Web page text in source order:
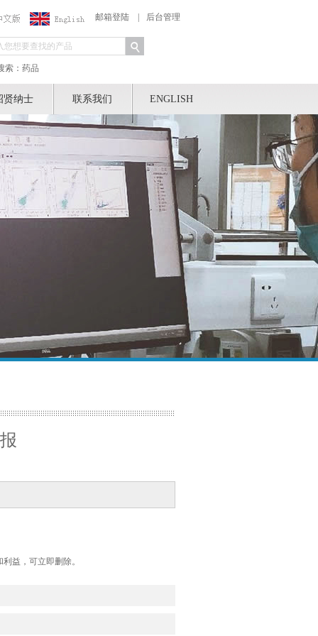
邮箱登陆| 后台管理
索：药品
贤纳士 联系我们 ENGLISH
益，可立即删除。